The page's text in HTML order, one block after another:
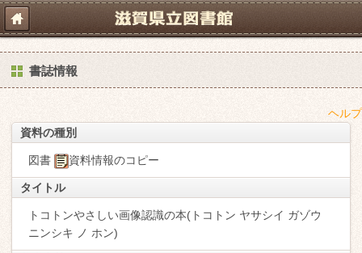
書誌情報
ヘルプ
資料の種別
図書 資料情報のコピー
タイトル
トコトンやさしい画像認識の本(トコトン ヤサシイ ガゾウ
ニンシキ ノ ホン)